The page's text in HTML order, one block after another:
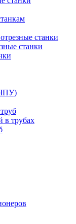
станки
станки
в трубах